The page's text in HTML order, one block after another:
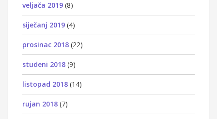
veljača 2019 (8)
siječanj 2019 (4)
prosinac 2018 (22)
studeni 2018 (9)
listopad 2018 (14)
rujan 2018 (7)